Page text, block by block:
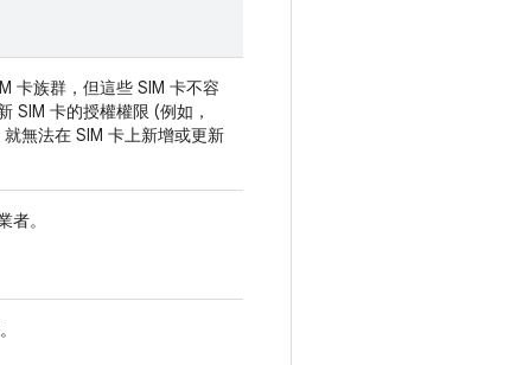
卡族群，但這些 SIM 卡不容
SIM 卡的授權權限 (例如，
無法在 SIM 卡上新增或更新
。